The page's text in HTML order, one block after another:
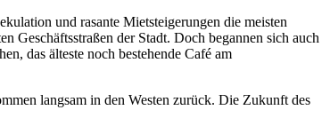
und rasante Mietsteigerungen die meisten
Geschäftsstraßen der Stadt. Doch begannen sich auch
das älteste noch bestehende Café am
langsam in den Westen zurück. Die Zukunft des